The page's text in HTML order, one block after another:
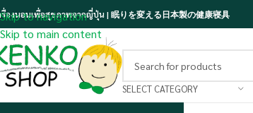
Skip to navigation
Skip to main content
รื่องนอนเพื่อสุขภาพจากญี่ปุ่น | 眠りを変える日本製の健康寝具
SELECT CATEGORY